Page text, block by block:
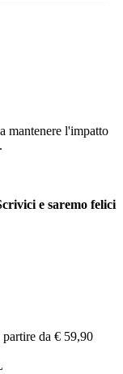
mantenere l'impatto
e saremo felici
partire da € 59,90